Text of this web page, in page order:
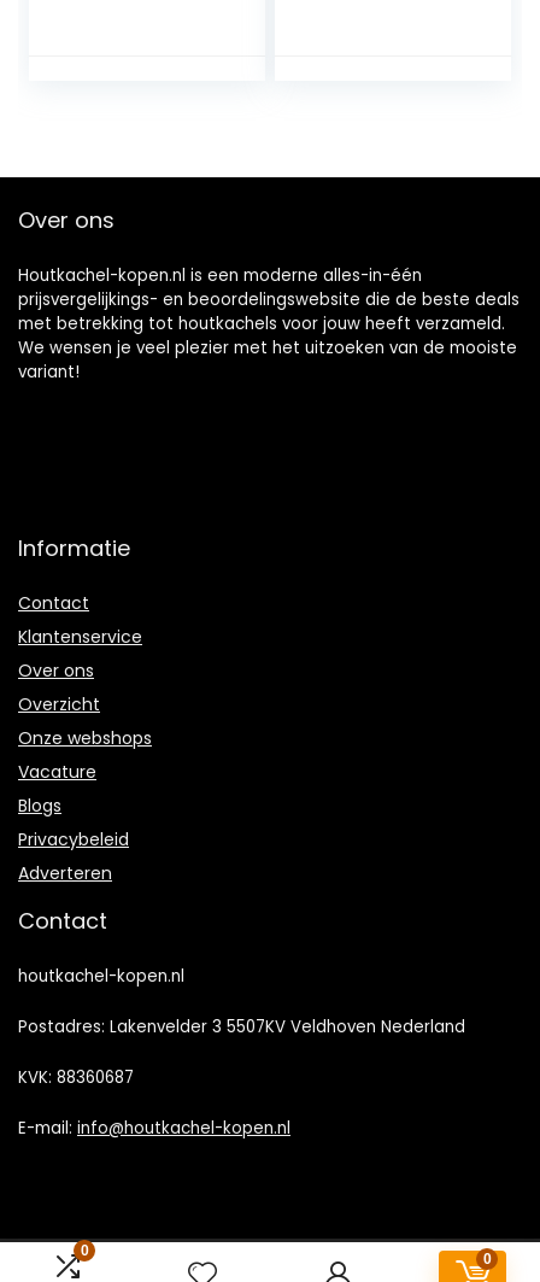
0
0
buiten
Over ons
Houtkachel-kopen.nl is een moderne alles-in-één
prijsvergelijkings- en beoordelingswebsite die de beste deals
met betrekking tot houtkachels voor jouw heeft verzameld.
We wensen je veel plezier met het uitzoeken van de mooiste
variant!
Informatie
Contact
Klantenservice
Over ons
Overzicht
Onze webshops
Vacature
Blogs
Privacybeleid
Adverteren
Contact
houtkachel-kopen.nl
Postadres: Lakenvelder 3 5507KV Veldhoven Nederland
KVK: 88360687
E-mail: info@houtkachel-kopen.nl
2023 © Houtkachel-kopen.nl Alle rechten voorbehouden